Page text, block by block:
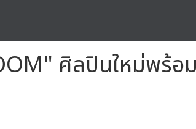
ศิลปินใหม่พร้อ